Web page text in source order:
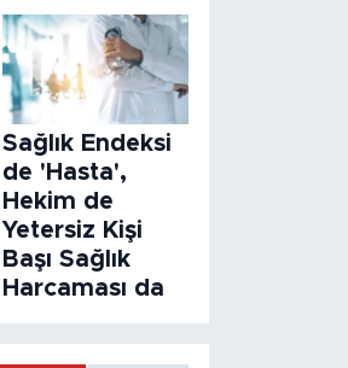
Sağlık Endeksi
de 'Hasta',
Hekim de
Yetersiz Kişi
Başı Sağlık
Harcaması da